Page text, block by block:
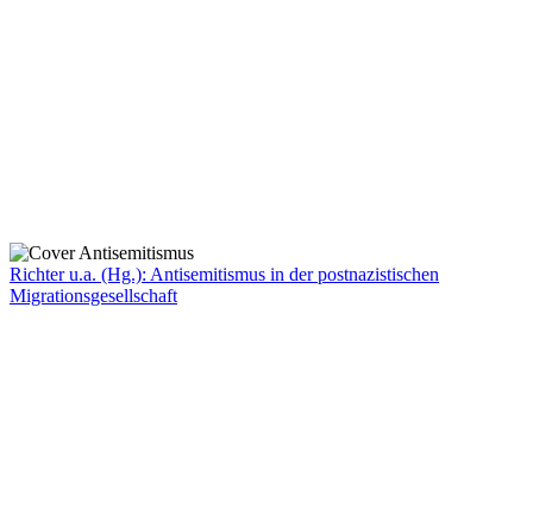
Richter u.a. (Hg.): Antisemitismus in der postnazistischen
Migrationsgesellschaft